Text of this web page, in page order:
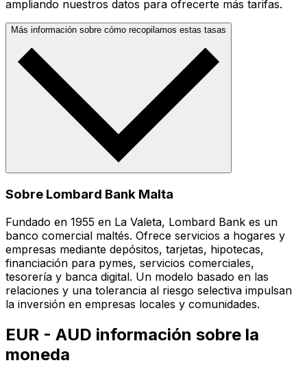
ampliando nuestros datos para ofrecerte más tarifas.
Más información sobre cómo recopilamos estas tasas
Sobre Lombard Bank Malta
Fundado en 1955 en La Valeta, Lombard Bank es un
banco comercial maltés. Ofrece servicios a hogares y
empresas mediante depósitos, tarjetas, hipotecas,
financiación para pymes, servicios comerciales,
tesorería y banca digital. Un modelo basado en las
relaciones y una tolerancia al riesgo selectiva impulsan
la inversión en empresas locales y comunidades.
EUR - AUD información sobre la
moneda